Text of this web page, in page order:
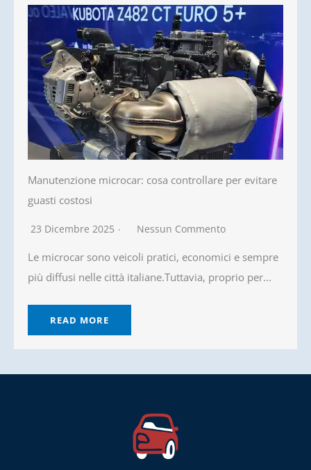
Manutenzione microcar: cosa controllare per evitare
guasti costosi
23 Dicembre 2025 Nessun Commento
Le microcar sono veicoli pratici, economici e sempre
più diffusi nelle città italiane.Tuttavia, proprio per...
READ MORE